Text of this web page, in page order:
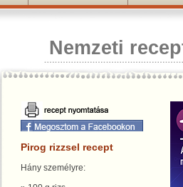
Nemzeti
Pirog rizzsel recept
Hány személyre: